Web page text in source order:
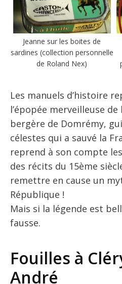
Jeanne sur les boites de
sardines (collection personnelle
de Roland Nex)
Les manuels d’histoire
l’épopée merveilleuse
bergère de Domrémy,
célestes qui a sauvé la
reprend à son compte
des récits du 15ème
remettre en cause un
République !
Mais si la légende est
fausse.
Fouilles à
André